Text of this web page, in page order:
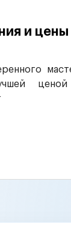
и цены